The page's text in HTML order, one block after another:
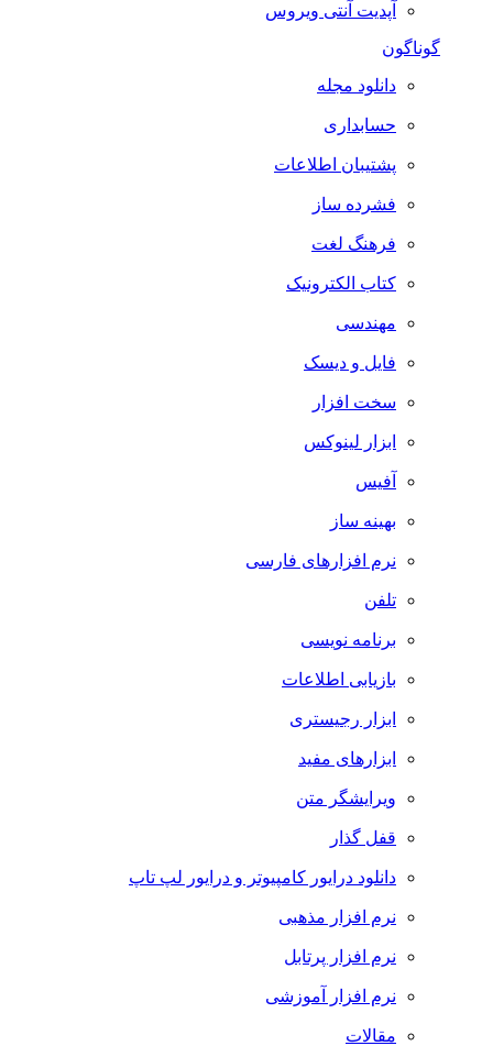
آپدیت آنتی ویروس
گوناگون
دانلود مجله
حسابداری
پشتیبان اطلاعات
فشرده ساز
فرهنگ لغت
کتاب الکترونیک
مهندسی
فایل و دیسک
سخت افزار
ابزار لینوکس
آفیس
بهینه ساز
نرم افزارهای فارسی
تلفن
برنامه نویسی
بازیابی اطلاعات
ابزار رجیستری
ابزارهای مفید
ویرایشگر متن
قفل گذار
دانلود درایور کامپیوتر و درایور لپ تاپ
نرم افزار مذهبی
نرم افزار پرتابل
نرم افزار آموزشی
مقالات